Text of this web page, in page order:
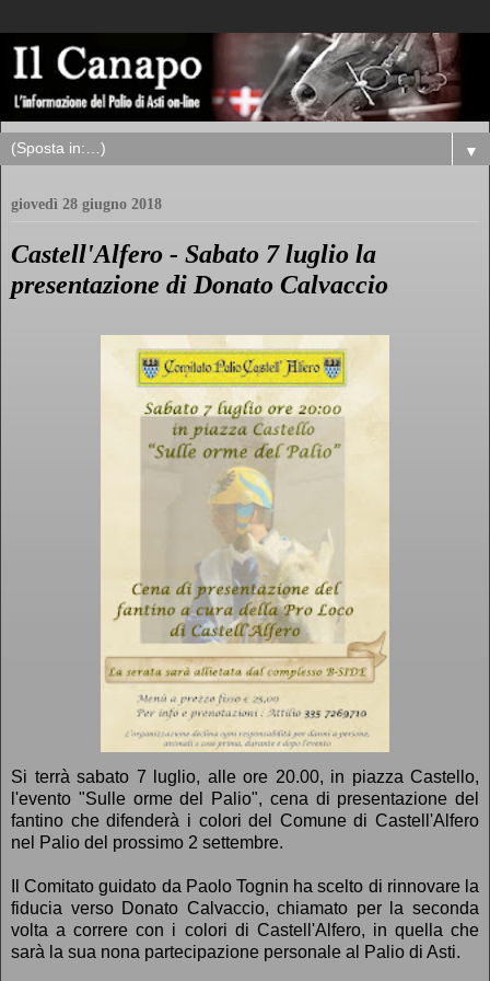
▼
giovedì 28 giugno 2018
Castell'Alfero - Sabato 7 luglio la
presentazione di Donato Calvaccio
Si terrà sabato 7 luglio, alle ore 20.00, in piazza Castello,
l'evento "Sulle orme del Palio", cena di presentazione del
fantino che difenderà i colori del Comune di Castell'Alfero
nel Palio del prossimo 2 settembre.
Il Comitato guidato da Paolo Tognin ha scelto di rinnovare la
fiducia verso Donato Calvaccio, chiamato per la seconda
volta a correre con i colori di Castell'Alfero, in quella che
sarà la sua nona partecipazione personale al Palio di Asti.